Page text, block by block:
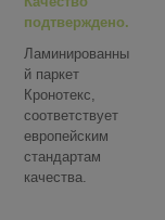
подтверждено.
Ламинированны
й паркет
Кронотекс,
соответствует
европейским
стандартам
качества.